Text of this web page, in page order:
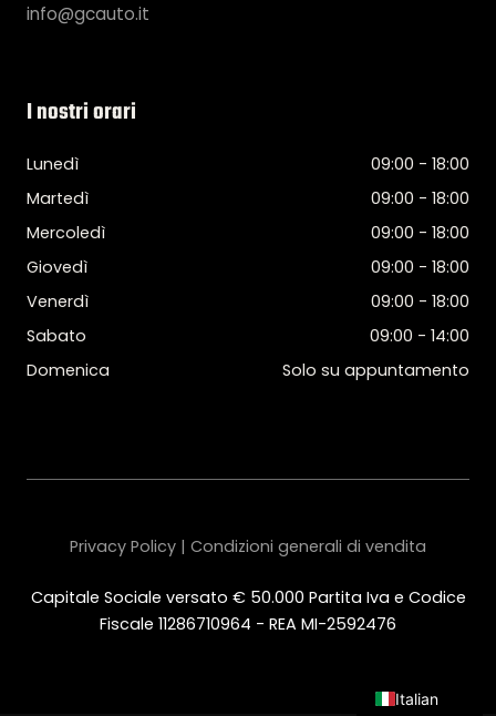
info@gcauto.it
I nostri orari
Lunedì
09:00 - 18:00
Martedì
09:00 - 18:00
Mercoledì
09:00 - 18:00
Giovedì
09:00 - 18:00
Venerdì
09:00 - 18:00
Sabato
09:00 - 14:00
Domenica
Solo su appuntamento
Capitale Sociale versato € 50.000 Partita Iva e Codice
Fiscale 11286710964 - REA MI-2592476
Privacy Policy | Condizioni generali di vendita
Italian